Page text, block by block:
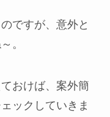
ですが、意外と
。
おけば、案外簡
ックしていきま